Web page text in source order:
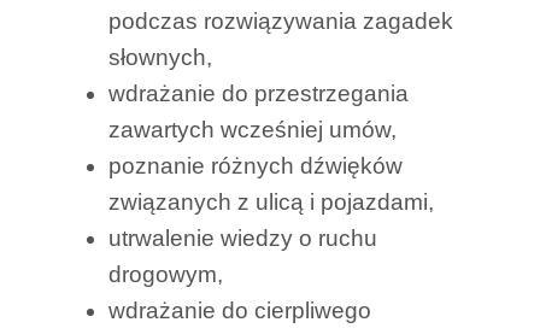
podczas rozwiązywania zagadek
słownych,
wdrażanie do przestrzegania
zawartych wcześniej umów,
poznanie różnych dźwięków
związanych z ulicą i pojazdami,
utrwalenie wiedzy o ruchu
drogowym,
wdrażanie do cierpliwego